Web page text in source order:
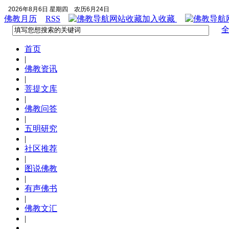
2026年8月6日 星期四 农历6月24日
佛教月历 RSS 加入收藏
首页
|
佛教资讯
|
菩提文库
|
佛教问答
|
五明研究
|
社区推荐
|
图说佛教
|
有声佛书
|
佛教文汇
|